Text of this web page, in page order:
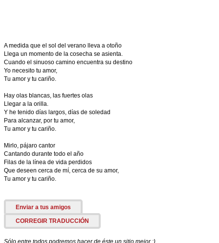
A medida que el sol del verano lleva a otoño
Llega un momento de la cosecha se asienta.
Cuando el sinuoso camino encuentra su destino
Yo necesito tu amor,
Tu amor y tu cariño.
Hay olas blancas, las fuertes olas
Llegar a la orilla.
Y he tenido días largos, días de soledad
Para alcanzar, por tu amor,
Tu amor y tu cariño.
Mirlo, pájaro cantor
Cantando durante todo el año
Filas de la línea de vida perdidos
Que deseen cerca de mí, cerca de su amor,
Tu amor y tu cariño.
Enviar a tus amigos
CORREGIR TRADUCCIÓN
Sólo entre todos podremos hacer de éste un sitio mejor :)